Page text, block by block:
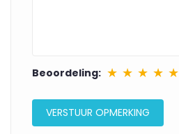
Beoordeling: ★ ★ ★ ★ ★